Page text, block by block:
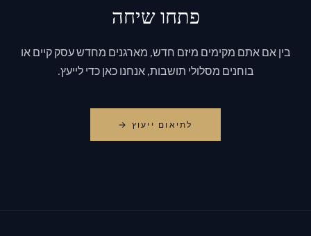
פתחו שיחה
בין אם אתם מקימים מיזם חדש, מארגנים מחדש עסק קיים או
בוחנים מסלולי תושבות, אנחנו כאן כדי לייעץ.
לתיאום ייעוץ →